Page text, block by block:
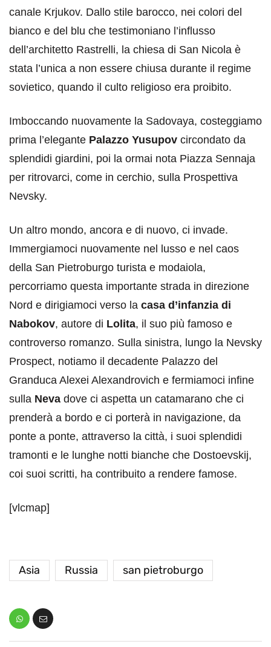
canale Krjukov. Dallo stile barocco, nei colori del
bianco e del blu che testimoniano l’influsso
dell’architetto Rastrelli, la chiesa di San Nicola è
stata l’unica a non essere chiusa durante il regime
sovietico, quando il culto religioso era proibito.
Imboccando nuovamente la Sadovaya, costeggiamo
prima l’elegante Palazzo Yusupov circondato da
splendidi giardini, poi la ormai nota Piazza Sennaja
per ritrovarci, come in cerchio, sulla Prospettiva
Nevsky.
Un altro mondo, ancora e di nuovo, ci invade.
Immergiamoci nuovamente nel lusso e nel caos
della San Pietroburgo turista e modaiola,
percorriamo questa importante strada in direzione
Nord e dirigiamoci verso la casa d’infanzia di
Nabokov, autore di Lolita, il suo più famoso e
controverso romanzo. Sulla sinistra, lungo la Nevsky
Prospect, notiamo il decadente Palazzo del
Granduca Alexei Alexandrovich e fermiamoci infine
sulla Neva dove ci aspetta un catamarano che ci
prenderà a bordo e ci porterà in navigazione, da
ponte a ponte, attraverso la città, i suoi splendidi
tramonti e le lunghe notti bianche che Dostoevskij,
coi suoi scritti, ha contribuito a rendere famose.
[vlcmap]
Asia Russia san pietroburgo